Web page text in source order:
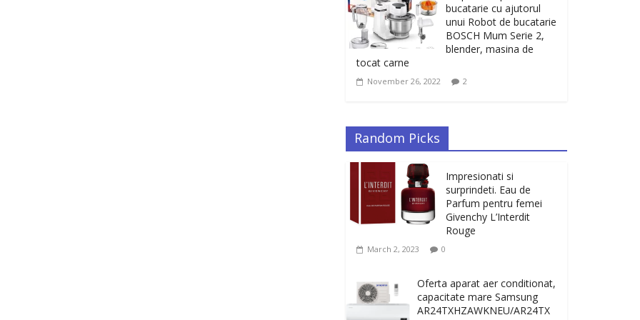
bucatarie cu ajutorul
unui Robot de bucatarie
BOSCH Mum Serie 2,
blender, masina de
tocat carne
November 26, 2022 2
Random Picks
Impresionati si
surprindeti. Eau de
Parfum pentru femei
Givenchy L’Interdit
Rouge
March 2, 2023 0
Oferta aparat aer conditionat,
capacitate mare Samsung
AR24TXHZAWKNEU/AR24TX